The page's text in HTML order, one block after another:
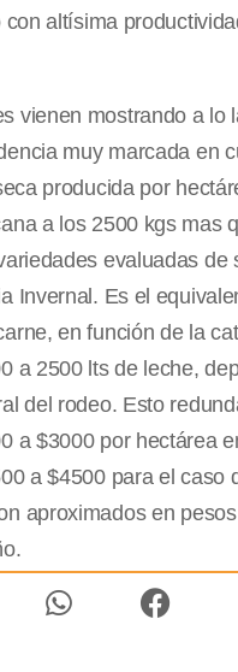
con altísima
vienen mostrando a lo
muy marcada en
producida por
a los 2500 kgs mas
evaluadas de
Invernal. Es el
en función de la
a 2500 lts de leche,
del rodeo. Esto
a $3000 por hectárea
a $4500 para el caso
aproximados en